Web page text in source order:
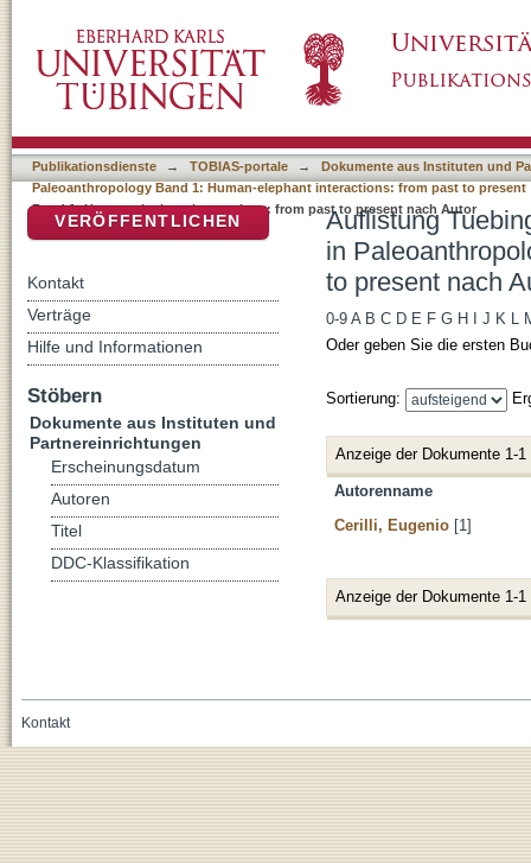
1: Human-elephant interactions: from past
Publikationsdienste → TOBIAS-portale →
Dokumente aus Instituten und
Paleoanthropology Band 1: Human-elephant interactions: from past to present
Band 1: Human-elephant interactions: from past to present nach Autor
Auflistung
in
to present nach
0-9 A B C D E F G H J K L
Oder geben Sie die ersten
Sortierung:
Anzeige der Dokumente 1-1
Autorenname
Cerilli, Eugenio [1]
Anzeige der Dokumente 1-1
VERÖFFENTLICHEN
Kontakt
Verträge
Hilfe und Informationen
Stöbern
Dokumente aus Instituten und
Partnereinrichtungen
Erscheinungsdatum
Autoren
Titel
DDC-Klassifikation
Kontakt